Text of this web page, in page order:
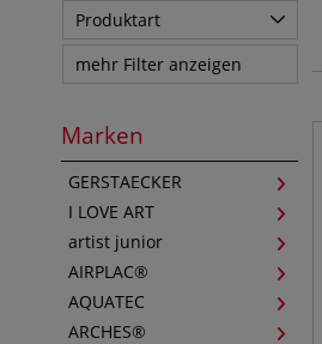
Produktart
mehr Filter anzeigen
Marken
GERSTAECKER
I LOVE ART
artist junior
AIRPLAC®
AQUATEC
ARCHES®